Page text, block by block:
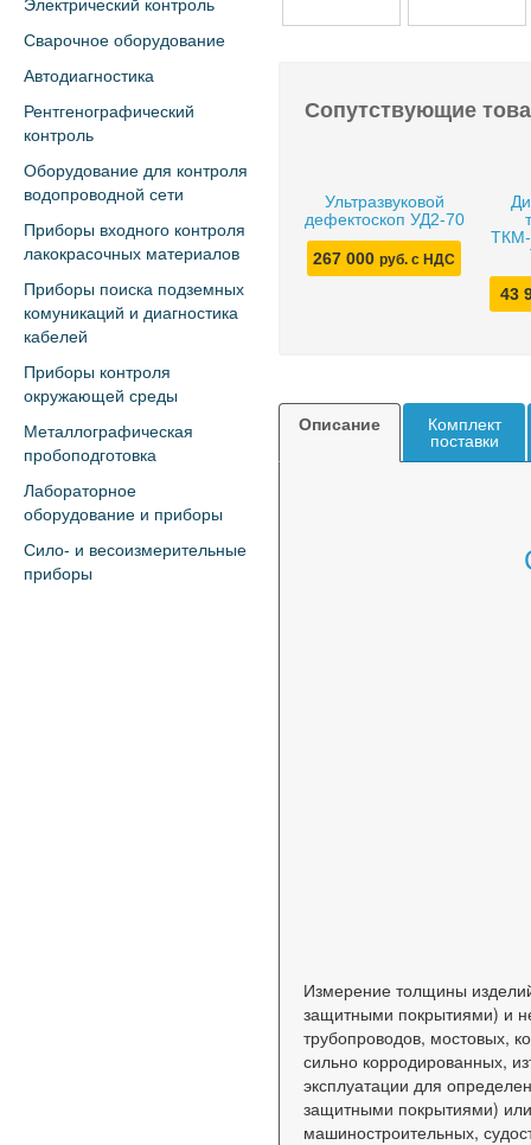
Электрический контроль
Сварочное оборудование
Автодиагностика
Рентгенографический
контроль
Оборудование для контроля
водопроводной сети
Приборы входного контроля
лакокрасочных материалов
Приборы поиска подземных
комуникаций и диагностика
кабелей
Приборы контроля
окружающей среды
Металлографическая
пробоподготовка
Лабораторное
оборудование и приборы
Сило- и весоизмерительные
приборы
Сопутствующие
Ультразвуковой
дефектоскоп УД2-70
267 000 руб. с НДС
43
Описание
Комплект
поставки
Измерение толщины
защитными покрытиями) и
трубопроводов, мостовых,
сильно корродированных,
эксплуатации для
защитными покрытиями) или
машиностроительных,